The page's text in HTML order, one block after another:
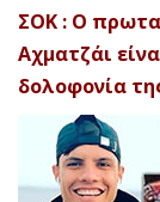
ΣΟΚ : Ο
Αχματζάι
δολοφονία